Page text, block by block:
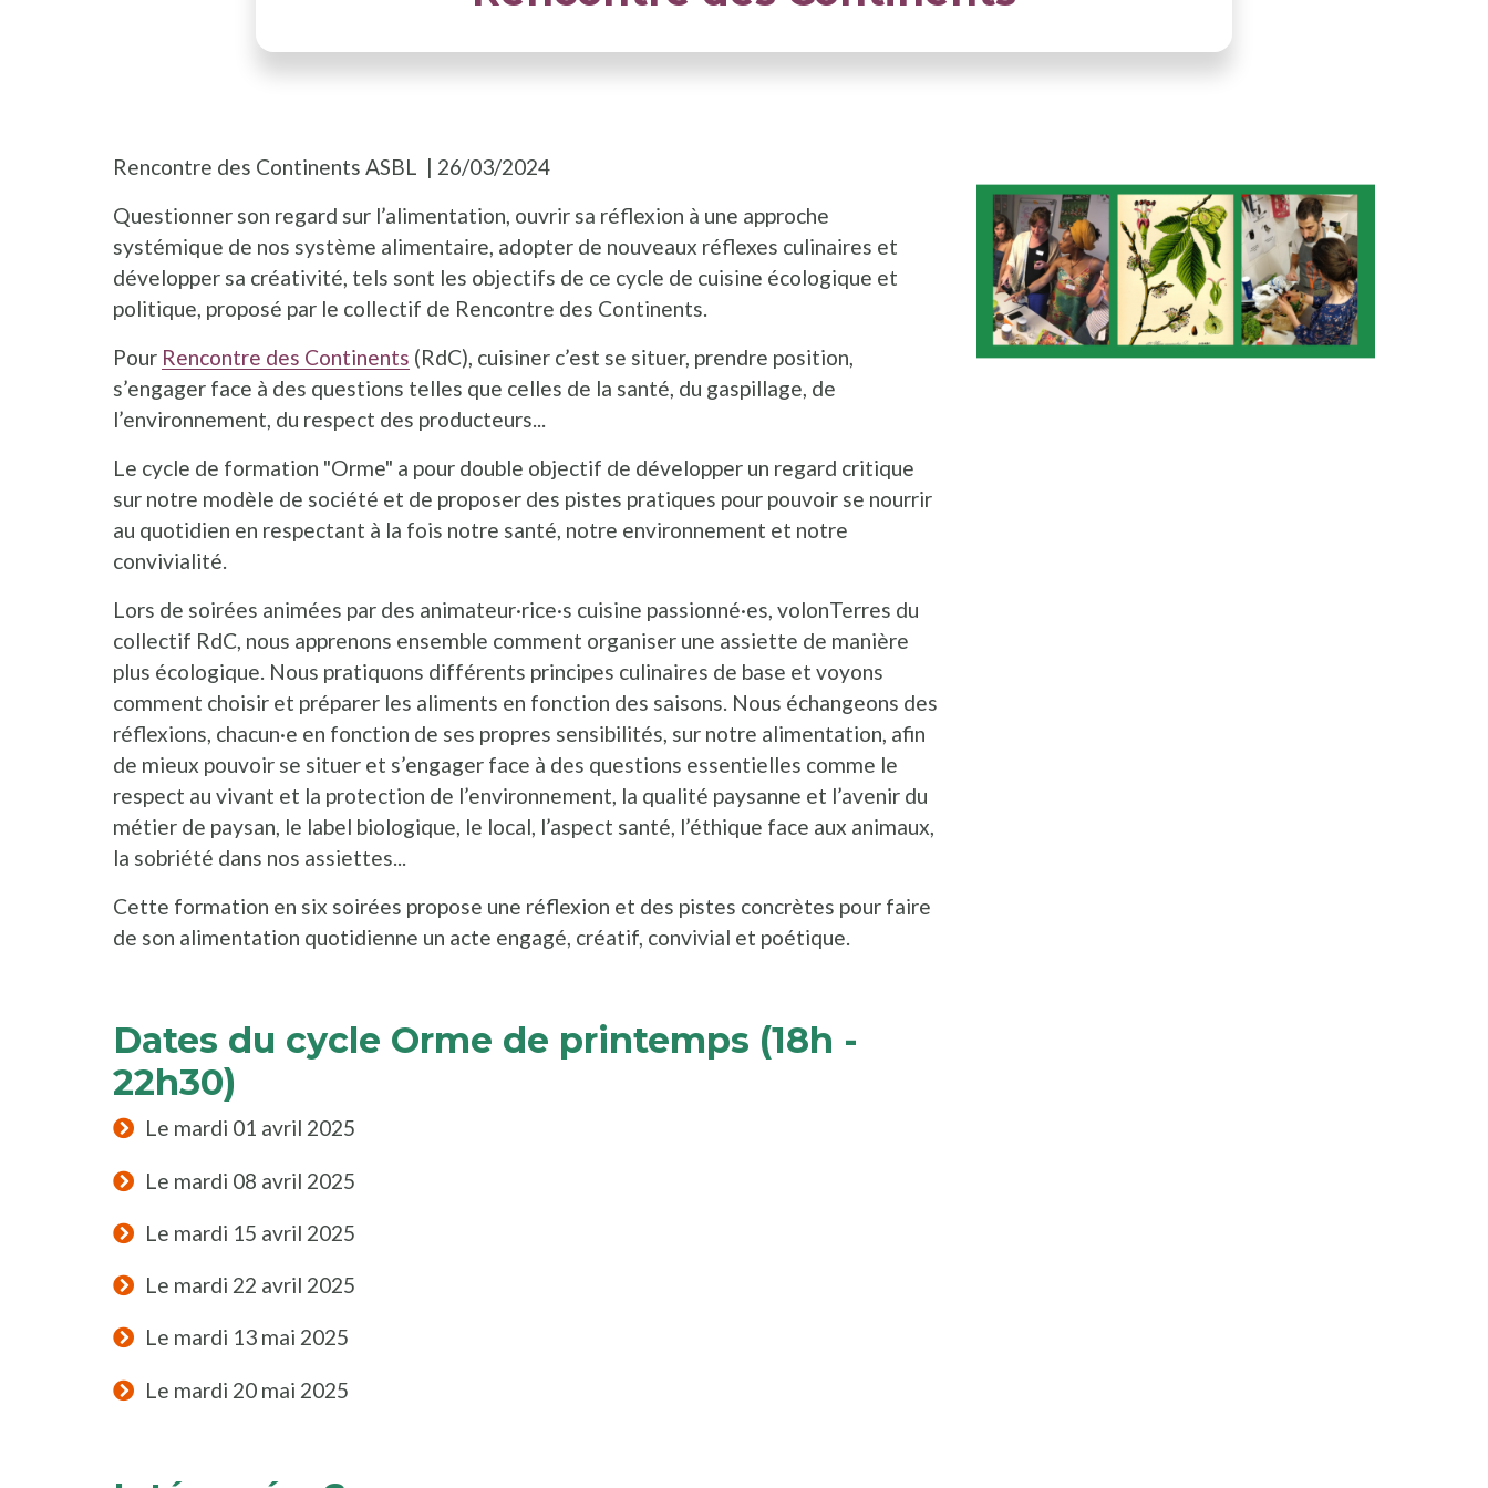
Rencontre des Continents ASBL
26/03/2024
Questionner son regard sur l’alimentation, ouvrir sa réflexion à une approche
systémique de nos système alimentaire, adopter de nouveaux réflexes culinaires et
développer sa créativité, tels sont les objectifs de ce cycle de cuisine écologique et
politique, proposé par le collectif de Rencontre des Continents.
Pour Rencontre des Continents (RdC), cuisiner c’est se situer, prendre position,
s’engager face à des questions telles que celles de la santé, du gaspillage, de
l’environnement, du respect des producteurs...
Le cycle de formation "Orme" a pour double objectif de développer un regard critique
sur notre modèle de société et de proposer des pistes pratiques pour pouvoir se nourrir
au quotidien en respectant à la fois notre santé, notre environnement et notre
convivialité.
Lors de soirées animées par des animateur·rice·s cuisine passionné·es, volonTerres du
collectif RdC, nous apprenons ensemble comment organiser une assiette de manière
plus écologique. Nous pratiquons différents principes culinaires de base et voyons
comment choisir et préparer les aliments en fonction des saisons. Nous échangeons des
réflexions, chacun·e en fonction de ses propres sensibilités, sur notre alimentation, afin
de mieux pouvoir se situer et s’engager face à des questions essentielles comme le
respect au vivant et la protection de l’environnement, la qualité paysanne et l’avenir du
métier de paysan, le label biologique, le local, l’aspect santé, l’éthique face aux animaux,
la sobriété dans nos assiettes...
Cette formation en six soirées propose une réflexion et des pistes concrètes pour faire
de son alimentation quotidienne un acte engagé, créatif, convivial et poétique.
Dates du cycle Orme de printemps (18h -
22h30)
Le mardi 01 avril 2025
Le mardi 08 avril 2025
Le mardi 15 avril 2025
Le mardi 22 avril 2025
Le mardi 13 mai 2025
Le mardi 20 mai 2025